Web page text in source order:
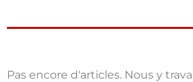
Pas encore d'articles. Nous y